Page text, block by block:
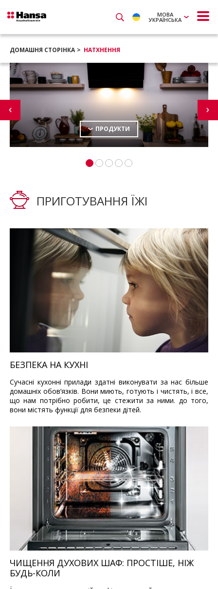
МОВА
УКРАЇНСЬКА
ДОМАШНЯ СТОРІНКА НАТХНЕННЯ
ПРОДУКТИ
ПРИГОТУВАННЯ ЇЖІ
БЕЗПЕКА НА КУХНІ
Сучасні кухонні прилади здатні виконувати за нас більше
домашніх обов’язків. Вони миють, готують і чистять, і все,
що нам потрібно робити, це стежити за ними. до того,
вони містять функції для безпеки дітей.
ЧИЩЕННЯ ДУХОВИХ ШАФ: ПРОСТІШЕ, НІЖ
БУДЬ-КОЛИ